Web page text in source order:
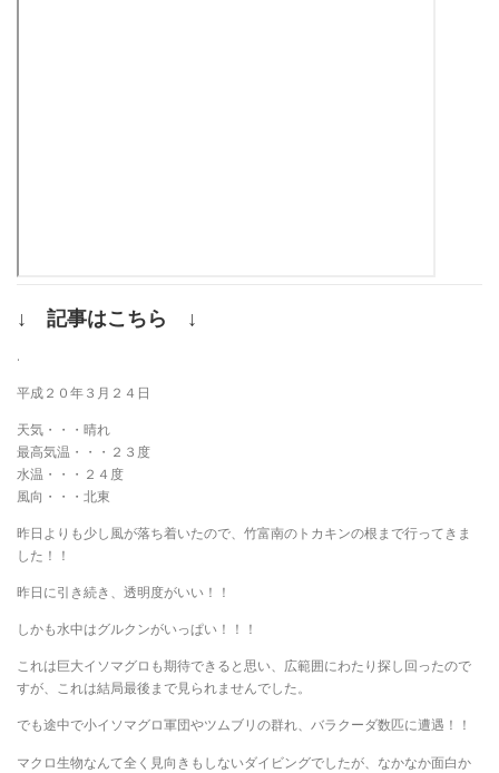
↓ 記事はこちら ↓
.
平成２０年３月２４日
天気・・・晴れ
最高気温・・・２３度
水温・・・２４度
風向・・・北東
昨日よりも少し風が落ち着いたので、竹富南のトカキンの根まで行ってきま
した！！
昨日に引き続き、透明度がいい！！
しかも水中はグルクンがいっぱい！！！
これは巨大イソマグロも期待できると思い、広範囲にわたり探し回ったので
すが、これは結局最後まで見られませんでした。
でも途中で小イソマグロ軍団やツムブリの群れ、バラクーダ数匹に遭遇！！
マクロ生物なんて全く見向きもしないダイビングでしたが、なかなか面白か